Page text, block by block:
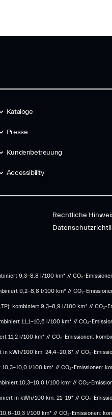
Kataloge
Presse
Kundenbetreuung
Accessibility
Rechtliche
9,3-8,8 l/100 km* // CO₂-
9,2-8,8 l/100 km* // CO₂-
kombiniert 9,3-8,9 l/100 km* // CO₂-
11,1-10,6 l/100 km* // CO₂-
11,2 l/100 km* // CO₂-Emissionen:
in kWh/100 km: 24,4-20,8* // CO₂-
10,3-10,0 l/100 km* // CO₂-Emissionen:
10,3-10,0 l/100 km* // CO₂-
in kWh/100 km: 21-19* // CO₂-
10,3 l/100 km* // CO₂-Emissionen: